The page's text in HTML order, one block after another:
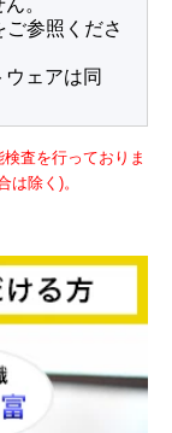
。
参照くださ
ェアは同
査を行っておりま
は除く)。